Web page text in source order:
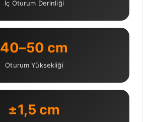
İç Oturum Derinliği
40–50 cm
Oturum Yüksekliği
±1,5 cm